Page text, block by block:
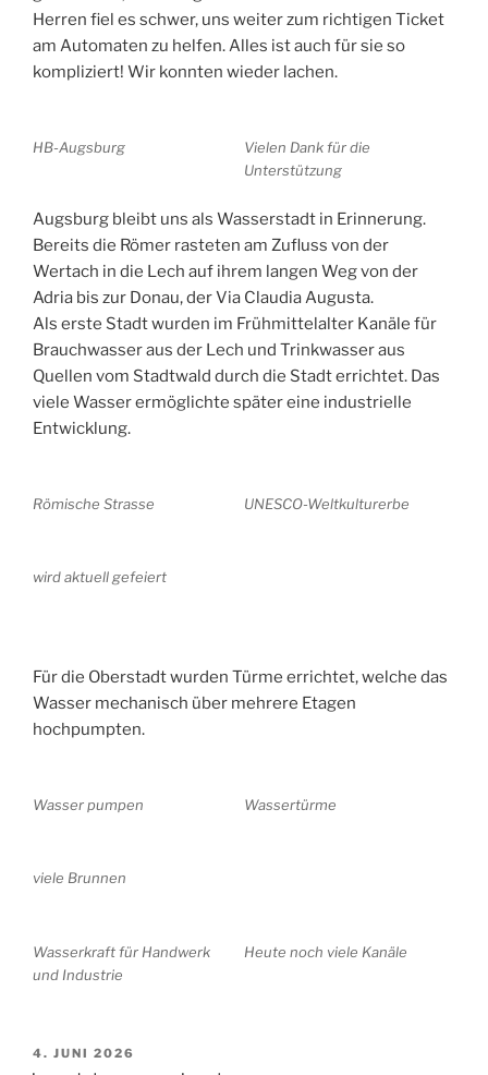
Herren fiel es schwer, uns weiter zum richtigen Ticket
am Automaten zu helfen. Alles ist auch für sie so
kompliziert! Wir konnten wieder lachen.
HB-Augsburg
Vielen Dank für die
Unterstützung
Augsburg bleibt uns als Wasserstadt in Erinnerung.
Bereits die Römer rasteten am Zufluss von der
Wertach in die Lech auf ihrem langen Weg von der
Adria bis zur Donau, der Via Claudia Augusta.
Als erste Stadt wurden im Frühmittelalter Kanäle für
Brauchwasser aus der Lech und Trinkwasser aus
Quellen vom Stadtwald durch die Stadt errichtet. Das
viele Wasser ermöglichte später eine industrielle
Entwicklung.
Römische Strasse UNESCO-Weltkulturerbe
wird aktuell gefeiert
Für die Oberstadt wurden Türme errichtet, welche das
Wasser mechanisch über mehrere Etagen
hochpumpten.
Wasser pumpen Wassertürme
viele Brunnen
Wasserkraft für Handwerk
und Industrie
Heute noch viele Kanäle
VERÖFFENTLICHT
4. JUNI 2026